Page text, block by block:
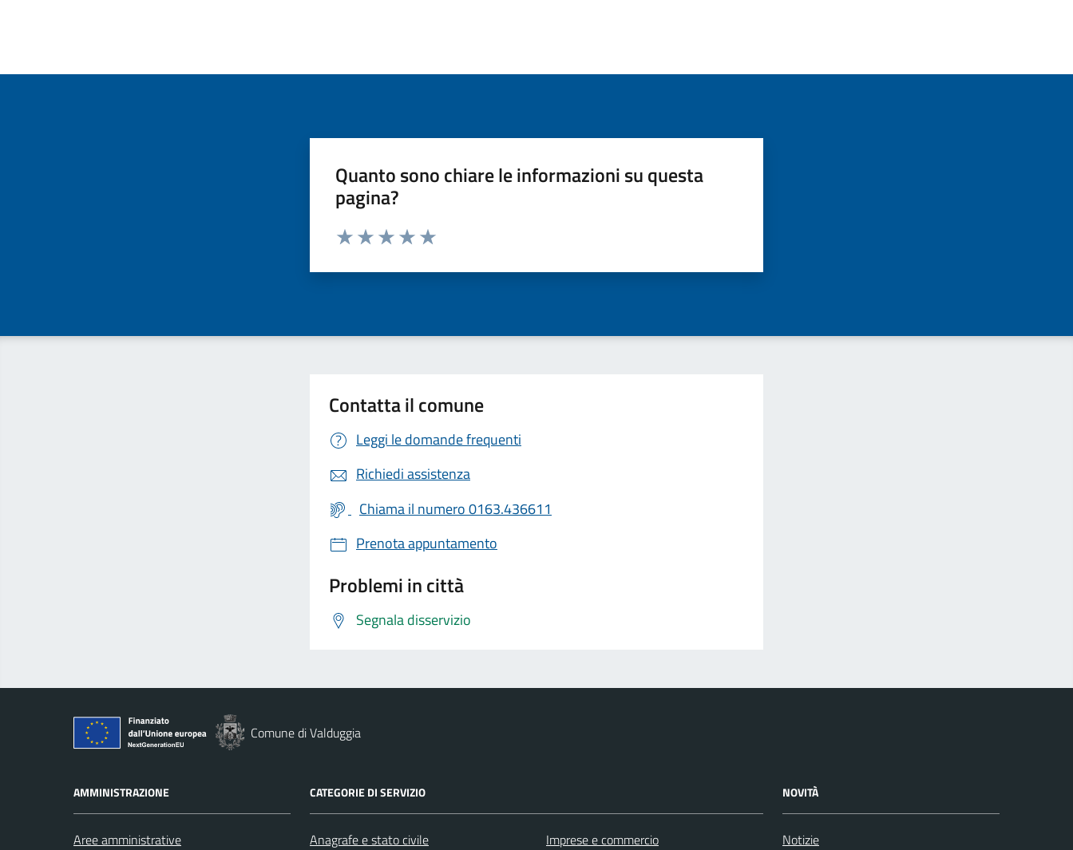
Quanto sono chiare le informazioni su questa
pagina?
Valuta da 1 a 5 stelle la pagina
Contatta il comune
Leggi le domande frequenti
Richiedi assistenza
Chiama il numero 0163.436611
Prenota appuntamento
Problemi in città
Segnala disservizio
Comune di Valduggia
AMMINISTRAZIONE
Aree amministrative
CATEGORIE DI SERVIZIO
Anagrafe e stato civile
Imprese e commercio
NOVITÀ
Notizie